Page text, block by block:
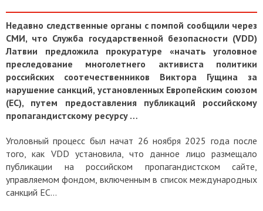
Недавно следственные органы с помпой сообщили через
СМИ, что Служба государственной безопасности (VDD)
Латвии предложила прокуратуре «начать уголовное
преследование многолетнего активиста политики
российских соотечественников Виктора Гущина за
нарушение санкций, установленных Европейским союзом
(ЕС), путем предоставления публикаций российскому
пропагандистскому ресурсу …
Уголовный процесс был начат 26 ноября 2025 года после
того, как VDD установила, что данное лицо размещало
публикации на российском пропагандистском сайте,
управляемом фондом, включенным в список международных
санкций ЕС…